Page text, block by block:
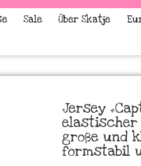
Sale Über Skatje
Jersey
große und
formstabil